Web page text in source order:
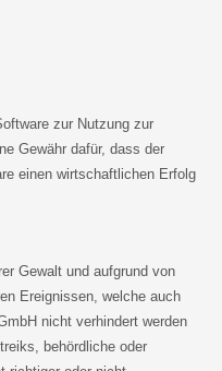
zur Nutzung zur
Gewähr dafür, dass der
einen wirtschaftlichen Erfolg
Gewalt und aufgrund von
Ereignissen, welche auch
nicht verhindert werden
behördliche oder